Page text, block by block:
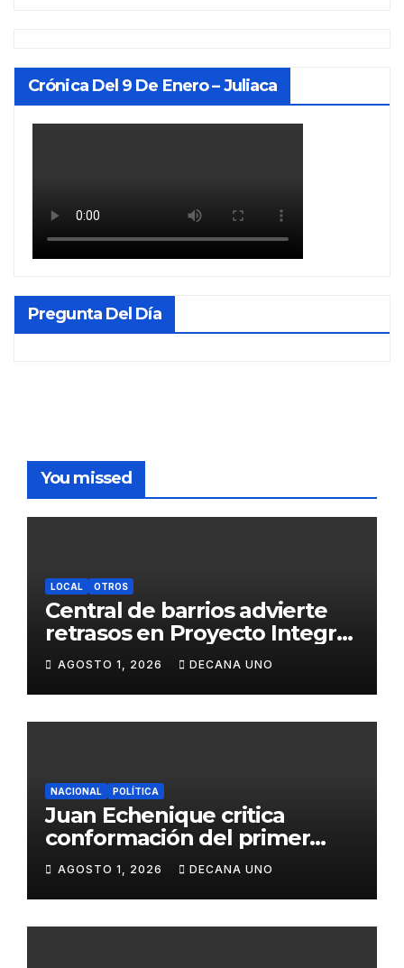
Crónica Del 9 De Enero – Juliaca
Pregunta Del Día
You missed
LOCAL OTROS
Central de barrios advierte
retrasos en Proyecto Integral
de Agua y Alcantarillado para
Juliaca
AGOSTO 1, 2026 DECANA UNO
NACIONAL POLÍTICA
Juan Echenique critica
conformación del primer
gabinete ministerial de Keiko
Fujimori
AGOSTO 1, 2026 DECANA UNO